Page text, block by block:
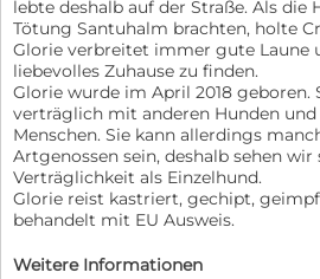
lebte deshalb auf der Straße. Als die
Tötung Santuhalm brachten, holte
Glorie verbreitet immer gute Laune
liebevolles Zuhause zu finden.
Glorie wurde im April 2018
verträglich mit anderen Hunden
Menschen. Sie kann allerdings
Artgenossen sein, deshalb sehen
Verträglichkeit als Einzelhund.
Glorie reist kastriert, gechipt,
behandelt mit EU Ausweis.
Weitere Informationen